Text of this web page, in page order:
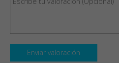
Enviar valoración